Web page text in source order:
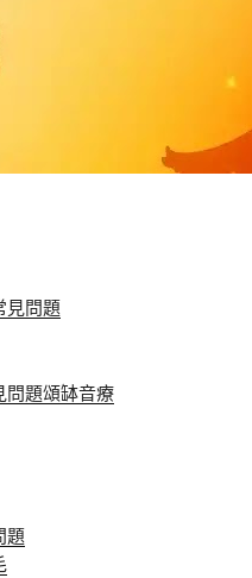
見問題
問題頌缽音療
題